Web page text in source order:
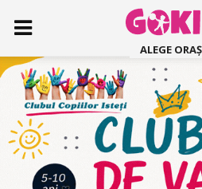
ALEGE ORAȘ